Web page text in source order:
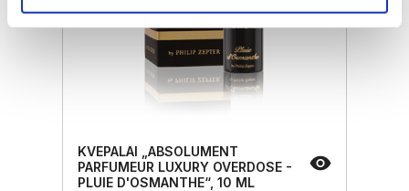
KVEPALAI „ABSOLUMENT
PARFUMEUR LUXURY OVERDOSE -
PLUIE D'OSMANTHE“, 10 ML